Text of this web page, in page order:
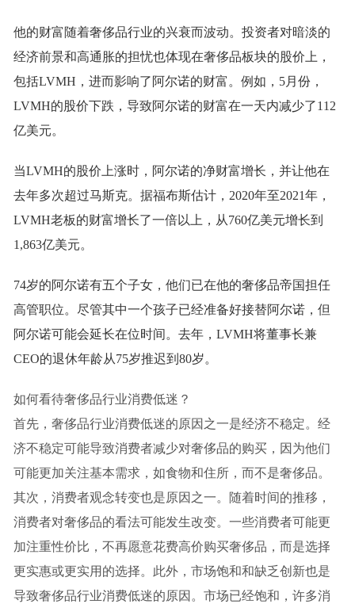
他的财富随着奢侈品行业的兴衰而波动。投资者对暗淡的
经济前景和高通胀的担忧也体现在奢侈品板块的股价上，
包括LVMH，进而影响了阿尔诺的财富。例如，5月份，
LVMH的股价下跌，导致阿尔诺的财富在一天内减少了112
亿美元。
当LVMH的股价上涨时，阿尔诺的净财富增长，并让他在
去年多次超过马斯克。据福布斯估计，2020年至2021年，
LVMH老板的财富增长了一倍以上，从760亿美元增长到
1,863亿美元。
74岁的阿尔诺有五个子女，他们已在他的奢侈品帝国担任
高管职位。尽管其中一个孩子已经准备好接替阿尔诺，但
阿尔诺可能会延长在位时间。去年，LVMH将董事长兼
CEO的退休年龄从75岁推迟到80岁。
如何看待奢侈品行业消费低迷？
首先，奢侈品行业消费低迷的原因之一是经济不稳定。经
济不稳定可能导致消费者减少对奢侈品的购买，因为他们
可能更加关注基本需求，如食物和住所，而不是奢侈品。
其次，消费者观念转变也是原因之一。随着时间的推移，
消费者对奢侈品的看法可能发生改变。一些消费者可能更
加注重性价比，不再愿意花费高价购买奢侈品，而是选择
更实惠或更实用的选择。此外，市场饱和和缺乏创新也是
导致奢侈品行业消费低迷的原因。市场已经饱和，许多消